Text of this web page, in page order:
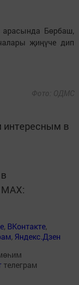
арасында Бөрбаш,
җиңүче дип
Фото: ОДМС
в
, ВКонтакте,
, Яндекс.Дзен
телеграм